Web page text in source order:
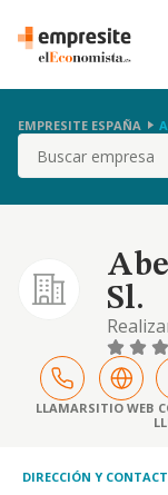
EMPRESITE ESPAÑA
Buscar
Sl.
LLAMARSITIO WEB
DIRECCIÓN Y